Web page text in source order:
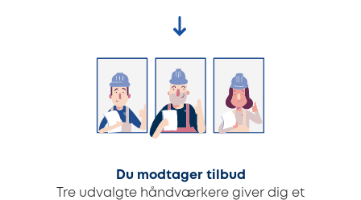
Du modtager tilbud
Tre udvalgte håndværkere giver dig et